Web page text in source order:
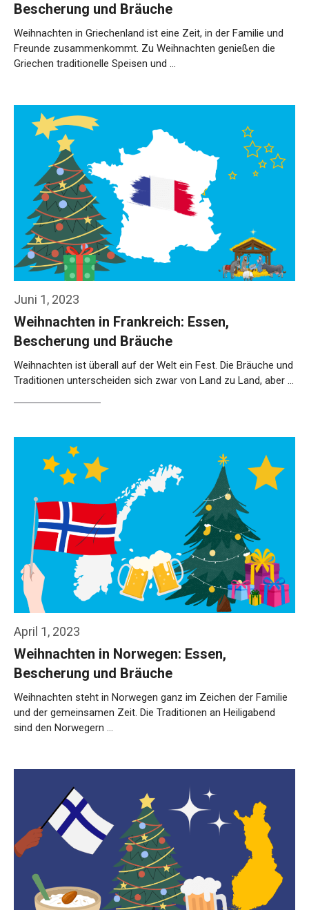
Bescherung und Bräuche
Weihnachten in Griechenland ist eine Zeit, in der Familie und
Freunde zusammenkommt. Zu Weihnachten genießen die
Griechen traditionelle Speisen und …
Juni 1, 2023
Weihnachten in Frankreich: Essen,
Bescherung und Bräuche
Weihnachten ist überall auf der Welt ein Fest. Die Bräuche und
Traditionen unterscheiden sich zwar von Land zu Land, aber …
April 1, 2023
Weihnachten in Norwegen: Essen,
Bescherung und Bräuche
Weihnachten steht in Norwegen ganz im Zeichen der Familie
und der gemeinsamen Zeit. Die Traditionen an Heiligabend
sind den Norwegern …